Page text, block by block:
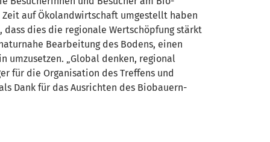
Zeit auf Ökolandwirtschaft umgestellt haben
dies die regionale Wertschöpfung stärkt
Bearbeitung des Bodens, einen
umzusetzen. „Global denken, regional
für die Organisation des Treffens und
Dank für das Ausrichten des Biobauern-